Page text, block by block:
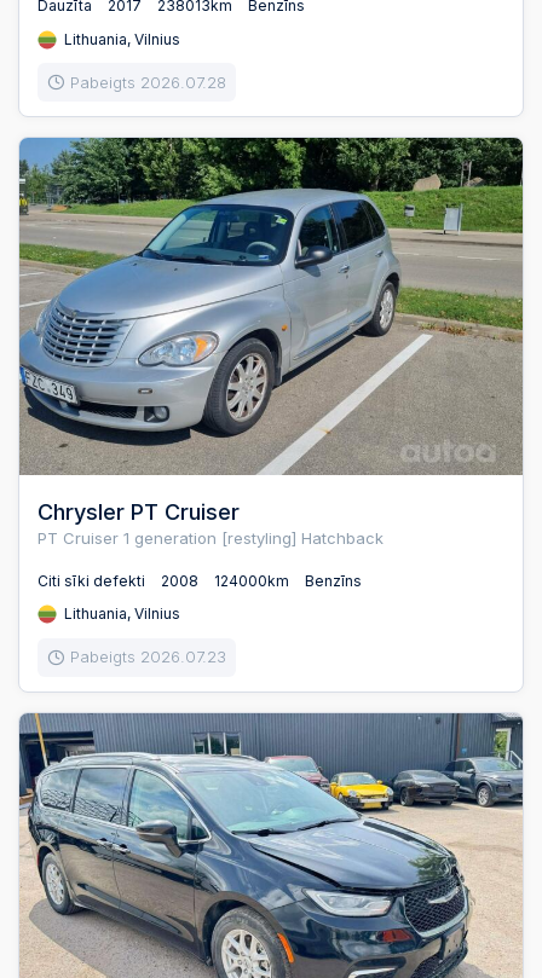
Dauzīta 2017 238013km
Benzīns
Lithuania, Vilnius
Pabeigts 2026.07.28
Chrysler PT Cruiser
PT Cruiser 1 generation [restyling] Hatchback
Citi sīki defekti 2008 124000km
Benzīns
Lithuania, Vilnius
Pabeigts 2026.07.23